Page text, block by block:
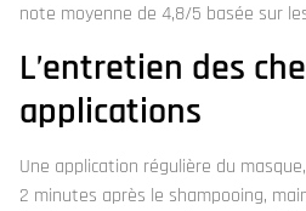
note moyenne de 4,8/5 basée sur
L’entretien des
applications
Une application régulière du
2 minutes après le shampooing,